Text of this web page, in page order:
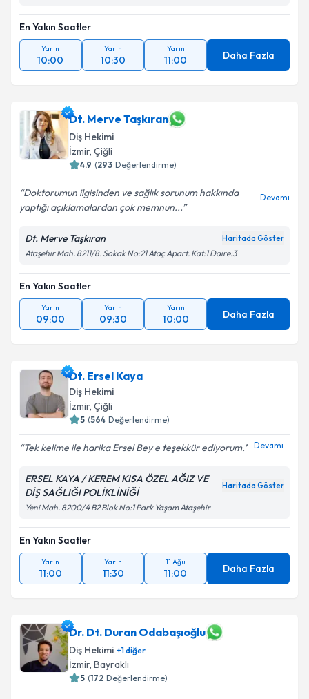
En Yakın Saatler
Yarın
10:00
Yarın
10:30
Yarın
11:00 Daha Fazla
Dt. Merve Taşkıran
Diş Hekimi
İzmir, Çiğli
4.9 (293 Değerlendirme)
Doktorumun ilgisinden ve sağlık sorunum hakkında
yaptığı açıklamalardan çok memnun...
Devamı
Dt. Merve Taşkıran Haritada Göster
Ataşehir Mah. 8211/8. Sokak No:21 Ataç Apart. Kat:1 Daire:3
En Yakın Saatler
Yarın
09:00
Yarın
09:30
Yarın
10:00 Daha Fazla
Dt. Ersel Kaya
Diş Hekimi
İzmir, Çiğli
5 (564 Değerlendirme)
Tek kelime ile harika Ersel Bey e teşekkür ediyorum. Devamı
ERSEL KAYA / KEREM KISA ÖZEL AĞIZ VE
DİŞ SAĞLIĞI POLİKLİNİĞİ
Haritada Göster
Yeni Mah. 8200/4 B2 Blok No:1 Park Yaşam Ataşehir
En Yakın Saatler
Yarın
11:00
Yarın
11:30
11 Ağu
11:00 Daha Fazla
Dr. Dt. Duran Odabaşıoğlu
Diş Hekimi +1diğer
İzmir, Bayraklı
5 (172 Değerlendirme)